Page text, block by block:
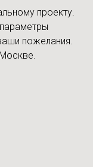
проекту.
пожелания.